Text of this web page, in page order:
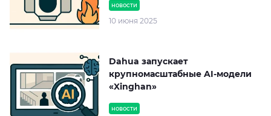
новости
10 июня 2025
новости
Dahua запускает
крупномасштабные AI-модели
«Xinghan»